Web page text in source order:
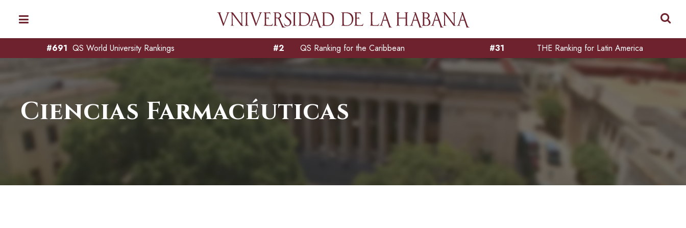
QS World University Rankings QS Ranking for the Caribbean THE Ranking for Latin America
#691 #2 #31
Ciencias Farmacéuticas